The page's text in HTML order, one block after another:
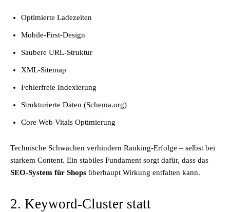
Optimierte Ladezeiten
Mobile-First-Design
Saubere URL-Struktur
XML-Sitemap
Fehlerfreie Indexierung
Strukturierte Daten (Schema.org)
Core Web Vitals Optimierung
Technische Schwächen verhindern Ranking-Erfolge – selbst bei
starkem Content. Ein stabiles Fundament sorgt dafür, dass das
SEO-System für Shops überhaupt Wirkung entfalten kann.
2. Keyword-Cluster statt